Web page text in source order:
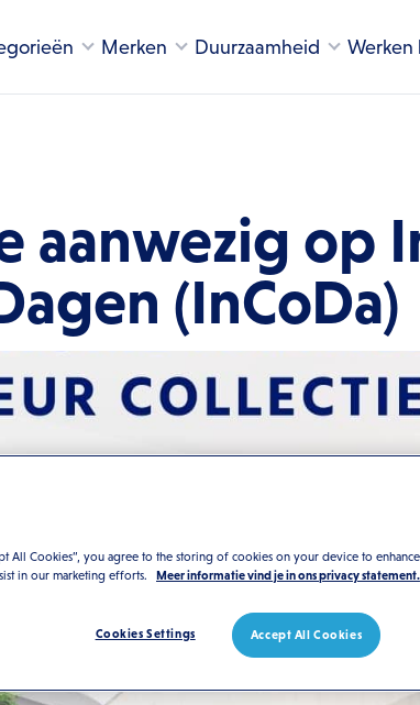
Merken Duurzaamheid Werken
aanwezig op
(InCoDa)
All Cookies”, you agree to the storing of cookies on your device to
in our marketing efforts.
Meer informatie vind je in ons privacy statement.
Accept All Cookies
Cookies Settings